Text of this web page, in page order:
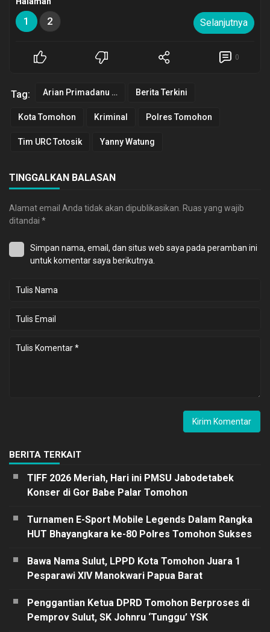
1 2 Selanjutnya
0
Tag: Arian Primadanu Colibrito Berita Terkini
Kota Tomohon Kriminal Polres Tomohon
Tim URC Totosik Yanny Watung
TINGGALKAN BALASAN
Alamat email Anda tidak akan dipublikasikan. Ruas yang wajib
ditandai *
Simpan nama, email, dan situs web saya pada peramban ini
untuk komentar saya berikutnya.
BERITA TERKAIT
TIFF 2026 Meriah, Hari ini PMSU Jabodetabek
Konser di Gor Babe Palar Tomohon
Turnamen E-Sport Mobile Legends Dalam Rangka
HUT Bhayangkara ke-80 Polres Tomohon Sukses
Bawa Nama Sulut, LPPD Kota Tomohon Juara 1
Pesparawi XIV Manokwari Papua Barat
Penggantian Ketua DPRD Tomohon Berproses di
Pemprov Sulut, SK Johnru ‘Tunggu’ YSK